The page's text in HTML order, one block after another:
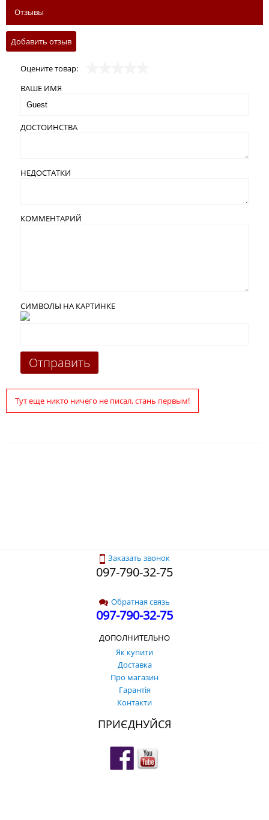
Отзывы
Добавить отзыв
Оцените товар:
ВАШЕ ИМЯ
ДОСТОИНСТВА
НЕДОСТАТКИ
КОММЕНТАРИЙ
СИМВОЛЫ НА КАРТИНКЕ
Тут еще никто ничего не писал, стань первым!
Заказать звонок
097-790-32-75
Обратная связь
097-790-32-75
ДОПОЛНИТЕЛЬНО
Як купити
Доставка
Про магазин
Гарантія
Контакти
ПРИЄДНУЙСЯ